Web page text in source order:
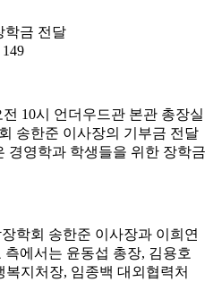
학금 전달
10시 언더우드관 본관 총장실
송한준 이사장의 기부금 전달
경영학과 학생들을 위한 장학금
학회 송한준 이사장과 이희연
에서는 윤동섭 총장, 김용호
복지처장, 임종백 대외협력처